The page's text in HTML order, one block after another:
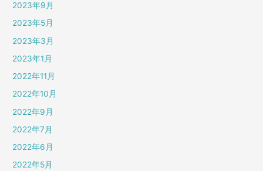
2023年9月
2023年5月
2023年3月
2023年1月
2022年11月
2022年10月
2022年9月
2022年7月
2022年6月
2022年5月